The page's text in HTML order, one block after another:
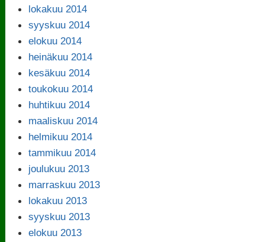
lokakuu 2014
syyskuu 2014
elokuu 2014
heinäkuu 2014
kesäkuu 2014
toukokuu 2014
huhtikuu 2014
maaliskuu 2014
helmikuu 2014
tammikuu 2014
joulukuu 2013
marraskuu 2013
lokakuu 2013
syyskuu 2013
elokuu 2013